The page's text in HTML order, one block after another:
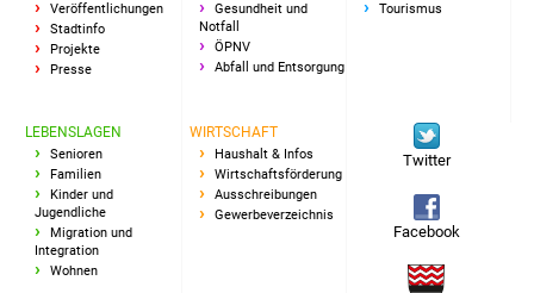
Veröffentlichungen
Stadtinfo
Projekte
Presse
Gesundheit und
Notfall
ÖPNV
Abfall und Entsorgung
Tourismus
LEBENSLAGEN
Senioren
Familien
Kinder und
Jugendliche
Migration und
Integration
Wohnen
WIRTSCHAFT
Haushalt & Infos
Wirtschaftsförderung
Ausschreibungen
Gewerbeverzeichnis
Twitter
Facebook